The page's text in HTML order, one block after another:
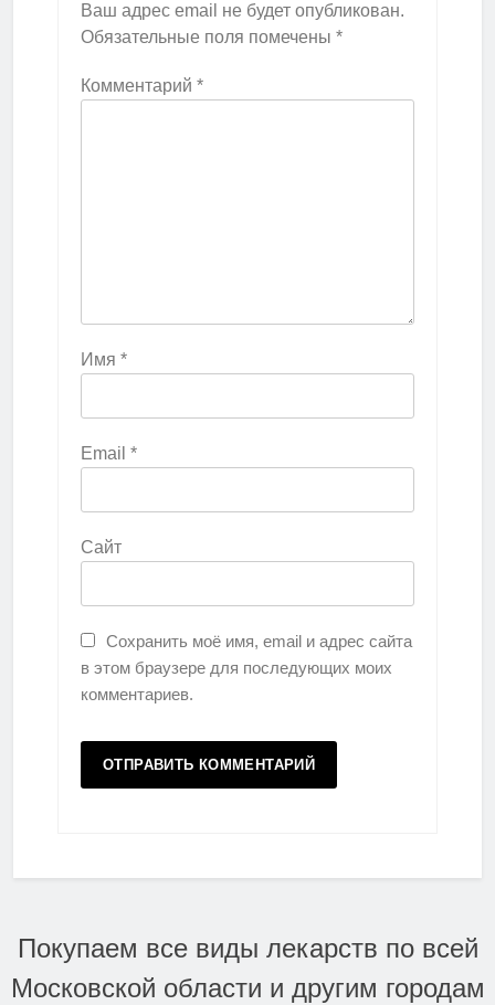
Ваш адрес email не будет опубликован.
Обязательные поля помечены *
Комментарий *
Имя *
Email *
Сайт
Сохранить моё имя, email и адрес сайта
в этом браузере для последующих моих
комментариев.
Покупаем все виды лекарств по всей
Московской области и другим городам